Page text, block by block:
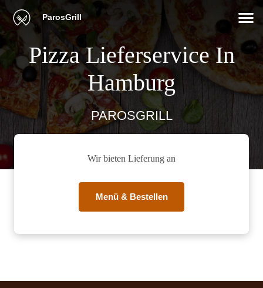
ParosGrill
Pizza Lieferservice In
Hamburg
PAROSGRILL
Wir bieten Lieferung an
Menü & Bestellen